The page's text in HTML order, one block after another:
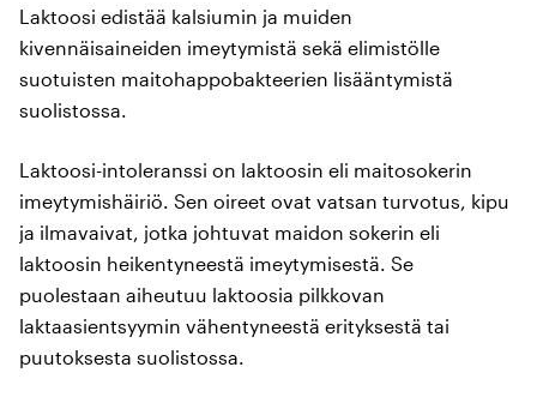
Laktoosi edistää kalsiumin ja muiden
kivennäisaineiden imeytymistä sekä elimistölle
suotuisten maitohappobakteerien lisääntymistä
suolistossa.
Laktoosi-intoleranssi on laktoosin eli maitosokerin
imeytymishäiriö. Sen oireet ovat vatsan turvotus, kipu
ja ilmavaivat, jotka johtuvat maidon sokerin eli
laktoosin heikentyneestä imeytymisestä. Se
puolestaan aiheutuu laktoosia pilkkovan
laktaasientsyymin vähentyneestä erityksestä tai
puutoksesta suolistossa.